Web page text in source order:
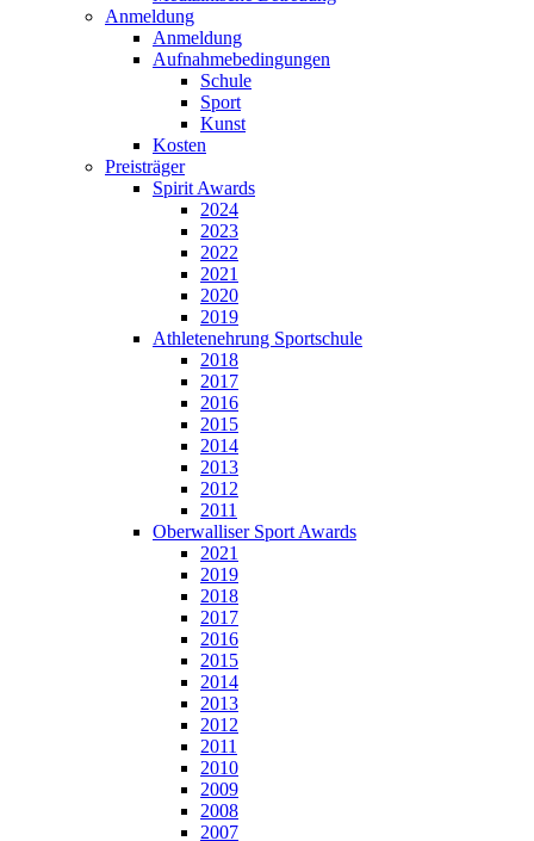
Anmeldung
Anmeldung
Aufnahmebedingungen
Schule
Sport
Kunst
Kosten
Preisträger
Spirit Awards
2024
2023
2022
2021
2020
2019
Athletenehrung Sportschule
2018
2017
2016
2015
2014
2013
2012
2011
Oberwalliser Sport Awards
2021
2019
2018
2017
2016
2015
2014
2013
2012
2011
2010
2009
2008
2007